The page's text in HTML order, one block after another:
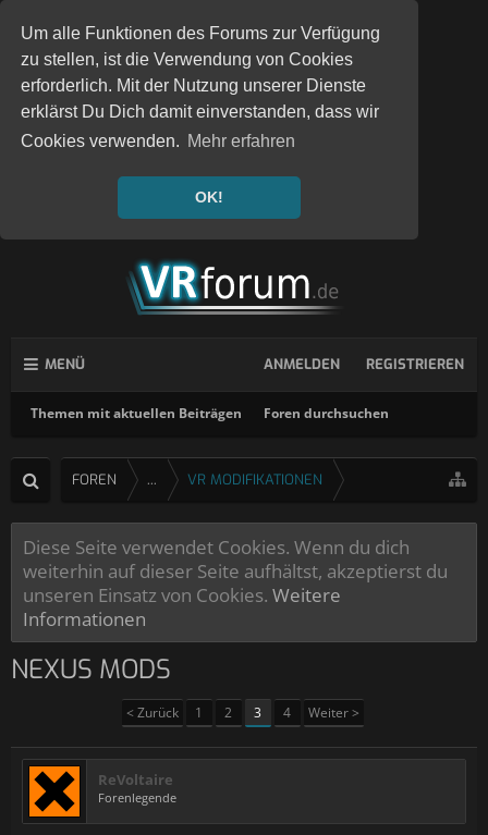
Um alle Funktionen des Forums zur Verfügung
zu stellen, ist die Verwendung von Cookies
erforderlich. Mit der Nutzung unserer Dienste
erklärst Du Dich damit einverstanden, dass wir
Cookies verwenden. Mehr erfahren
OK!
MENÜ
Themen mit aktuellen Beiträgen Foren durchsuchen
ANMELDEN REGISTRIEREN
FOREN ... VR MODIFIKATIONEN
Diese Seite verwendet Cookies. Wenn du dich
weiterhin auf dieser Seite aufhältst, akzeptierst du
unseren Einsatz von Cookies. Weitere
Informationen
NEXUS MODS
< Zurück 1 2 3 4 Weiter >
ReVoltaire
Forenlegende